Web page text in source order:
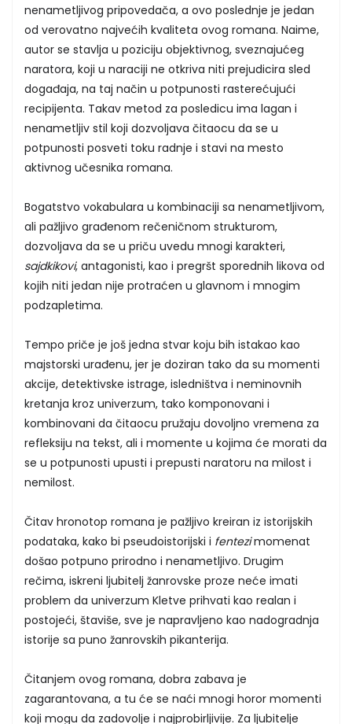
nenametljivog pripovedača, a ovo poslednje je jedan
od verovatno najvećih kvaliteta ovog romana. Naime,
autor se stavlja u poziciju objektivnog, sveznajućeg
naratora, koji u naraciji ne otkriva niti prejudicira sled
događaja, na taj način u potpunosti rasterećujući
recipijenta. Takav metod za posledicu ima lagan i
nenametljiv stil koji dozvoljava čitaocu da se u
potpunosti posveti toku radnje i stavi na mesto
aktivnog učesnika romana.
Bogatstvo vokabulara u kombinaciji sa nenametljivom,
ali pažljivo građenom rečeničnom strukturom,
dozvoljava da se u priču uvedu mnogi karakteri,
sajdkikovi, antagonisti, kao i pregršt sporednih likova od
kojih niti jedan nije protraćen u glavnom i mnogim
podzapletima.
Tempo priče je još jedna stvar koju bih istakao kao
majstorski urađenu, jer je doziran tako da su momenti
akcije, detektivske istrage, isledništva i neminovnih
kretanja kroz univerzum, tako komponovani i
kombinovani da čitaocu pružaju dovoljno vremena za
refleksiju na tekst, ali i momente u kojima će morati da
se u potpunosti upusti i prepusti naratoru na milost i
nemilost.
Čitav hronotop romana je pažljivo kreiran iz istorijskih
podataka, kako bi pseudoistorijski i fentezimomenat
došao potpuno prirodno i nenametljivo. Drugim
rečima, iskreni ljubitelj žanrovske proze neće imati
problem da univerzum Kletve prihvati kao realan i
postojeći, štaviše, sve je napravljeno kao nadogradnja
istorije sa puno žanrovskih pikanterija.
Čitanjem ovog romana, dobra zabava je
zagarantovana, a tu će se naći mnogi horor momenti
koji mogu da zadovolje i najprobirljivije. Za ljubitelje